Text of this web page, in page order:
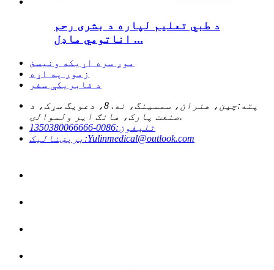
د طبي تعلیم لپاره د بشری رحم
اناتومي ماډل ...
موږ سره اړیکه ونیسئ
زموږ په اړه
د فابریکې سفر
پته:
چین، هنران، سمسینگ، نه. 8، دعویگ سړک، د
صنعت پارک، هانګ ایر ولسوالۍ.
تلیفون:0086-1350380066666
بریښنالیک:Yulinmedical@outlook.com